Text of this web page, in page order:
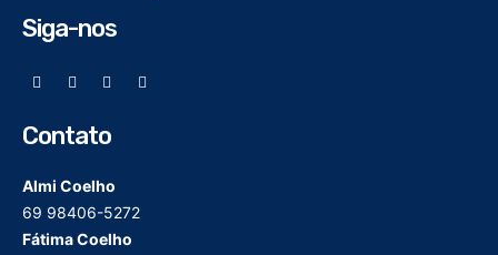
Siga-nos
Contato
Almi Coelho
69 98406-5272
Fátima Coelho